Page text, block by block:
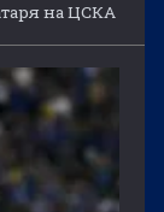
на ЦСКА